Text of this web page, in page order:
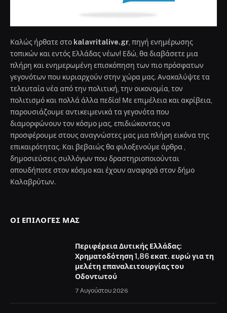
Καλώς ήρθατε στο kalavritalive.gr , πηγή ενημέρωσης
τοπικών και εντός Ελλάδας νέων! Εδώ, θα διαβάσετε μια
πλήρη και ενημερωμένη επισκόπηση των πιο πρόσφατων
γεγονότων που κυριαρχούν στην χώρα μας. Ανακαλύψτε τα
τελευταία νέα από την πολιτική, την οικονομία, τον
πολιτισμό και πολλά άλλα πεδία! Με επιμέλεια και ακρίβεια,
παρουσιάζουμε αντικειμενικά τα γεγονότα που
διαμορφώνουν τον κόσμο μας, επιδιώκοντας να
προσφέρουμε στους αναγνώστες μας μια πλήρη εικόνα της
επικαιρότητας. Και βεβαιώς θα φιλοξενούμε άρθρα ,
δημοσιεύσεις συλλόγων που δραστηριοποιούνται
οπουδήποτε στον κόσμο και έχουν αναφορά στον δήμο
Καλαβρύτων.
ΟΙ ΕΠΙΛΟΓΈΣ ΜΑΣ
Περιφέρεια Δυτικής Ελλάδας:
Χρηματοδότηση 1,86 εκατ. ευρώ για τη
μελέτη επαναλειτουργίας του
Οδοντωτού
7 Αυγούστου 2026